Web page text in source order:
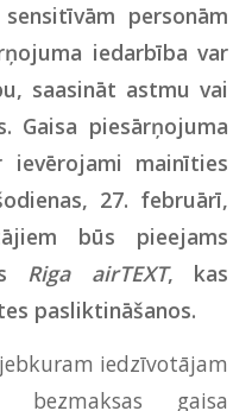
personām
iedarbība var
saasināt astmu vai
Gaisa piesārņojuma
ievērojami mainīties
27. februārī,
būs pieejams
Riga airTEXT, kas
pasliktināšanos.
iedzīvotājam
gaisa